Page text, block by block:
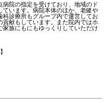
院の指定を受けており、地域のド
います。病院本体のほか、老健や
診療所もグループ内で運営してお
貢献もしています。また院内ではホ
族にもにもゆっくりしていただけ